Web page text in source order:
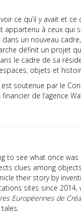
ce qu’il y avait et
appartenu à ceux
un nouveau
définit un projet
le cadre de sa
objets et
soutenue par le
de l’agence
to see what once
clues among
their story by
sites since
Européennes de